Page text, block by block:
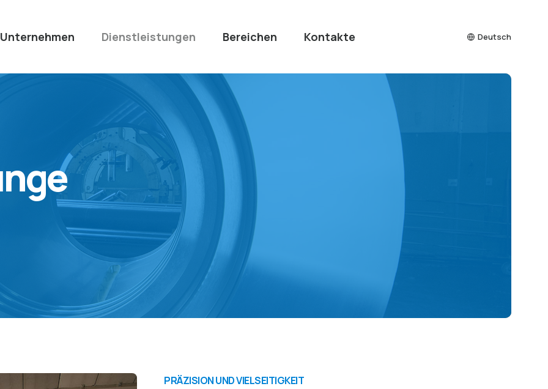
Dienstleistungen Bereichen Kontakte Deutsch
PRÄZISION UND VIELSEITIGKEIT